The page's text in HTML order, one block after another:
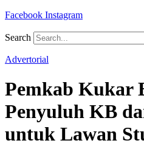
Facebook Instagram
Search
Advertorial
Pemkab Kukar
Penyuluh KB
untuk Lawan